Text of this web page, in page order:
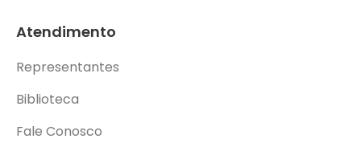
Atendimento
Representantes
Biblioteca
Fale Conosco